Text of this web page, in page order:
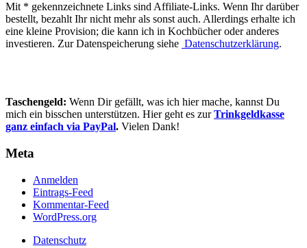
Mit * gekennzeichnete Links sind Affiliate-Links. Wenn Ihr darüber
bestellt, bezahlt Ihr nicht mehr als sonst auch. Allerdings erhalte ich
eine kleine Provision; die kann ich in Kochbücher oder anderes
investieren. Zur Datenspeicherung siehe Datenschutzerklärung.
Taschengeld: Wenn Dir gefällt, was ich hier mache, kannst Du
mich ein bisschen unterstützen. Hier geht es zurTrinkgeldkasse
ganz einfach via PayPal. Vielen Dank!
Meta
Anmelden
Eintrags-Feed
Kommentar-Feed
WordPress.org
Datenschutz